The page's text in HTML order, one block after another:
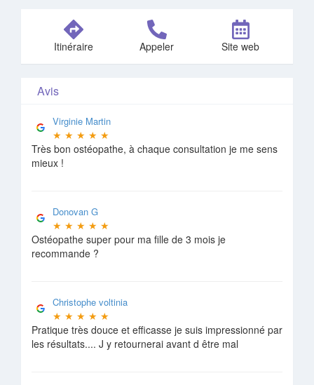
Itinéraire Appeler Site web
Avis
Virginie Martin
★ ★ ★ ★ ★
Très bon ostéopathe, à chaque consultation je me sens
mieux !
Donovan G
★ ★ ★ ★ ★
Ostéopathe super pour ma fille de 3 mois je
recommande ?
Christophe voltinia
★ ★ ★ ★ ★
Pratique très douce et efficasse je suis impressionné par
les résultats.... J y retournerai avant d être mal